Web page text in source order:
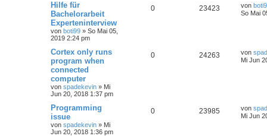
Hilfe für
Bachelorarbeit
Experteninterview
von boti99 » So Mai 05,
2019 2:24 pm
0 23423 von
So Mai
Cortex only runs
program when
connected
computer
von spadekevin » Mi
Jun 20, 2018 1:37 pm
0 24263 von
Mi Jun
Programming
issue
von spadekevin » Mi
Jun 20, 2018 1:36 pm
0 23985 von
Mi Jun